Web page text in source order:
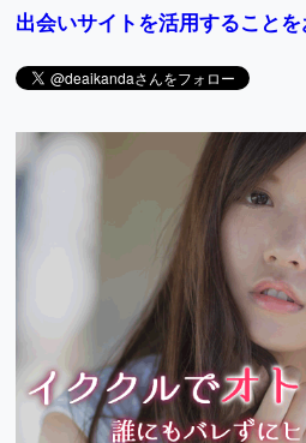
出会いサイトを活用することを